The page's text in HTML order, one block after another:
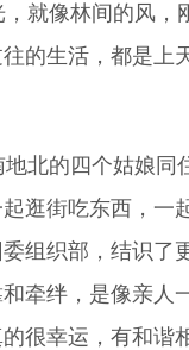
就像林间的风，
的生活，都是上
北的四个姑娘同
逛街吃东西，一
组织部，结识了
牵绊，是像亲人
很幸运，有和谐